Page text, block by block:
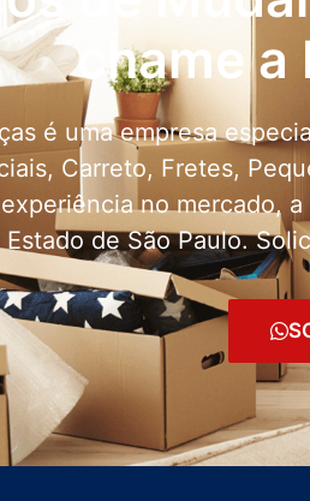
chame a
é uma empresa
Carreto, Fretes,
experiência no mercado,
Estado de São Paulo.